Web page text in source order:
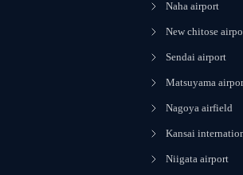
Naha airport
New chitose
Sendai airport
Matsuyama
Nagoya airfield
Kansai
Niigata airport